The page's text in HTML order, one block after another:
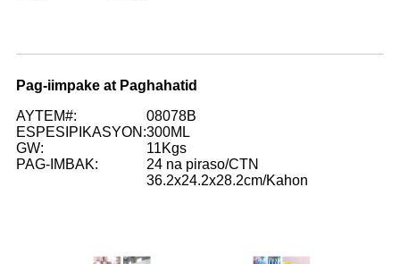
Pag-iimpake at Paghahatid
AYTEM#:
08078B
ESPESIPIKASYON:300ML
GW:
11Kgs
PAG-IMBAK:
24 na piraso/CTN
36.2x24.2x28.2cm/Kahon